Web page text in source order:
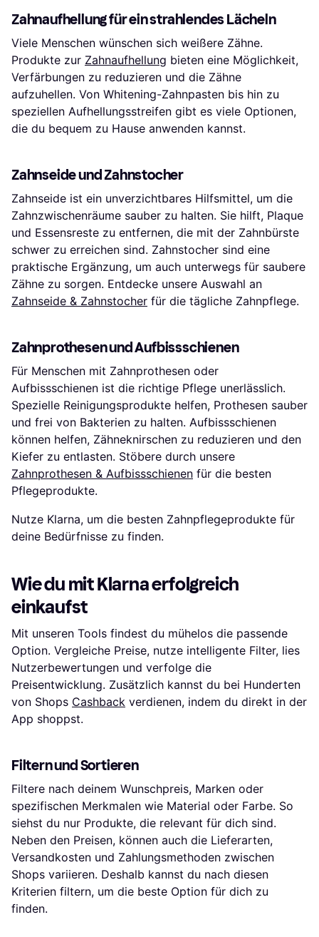
Zahnaufhellung für ein strahlendes Lächeln
Viele Menschen wünschen sich weißere Zähne.
Produkte zur Zahnaufhellung bieten eine Möglichkeit,
Verfärbungen zu reduzieren und die Zähne
aufzuhellen. Von Whitening-Zahnpasten bis hin zu
speziellen Aufhellungsstreifen gibt es viele Optionen,
die du bequem zu Hause anwenden kannst.
Zahnseide und Zahnstocher
Zahnseide ist ein unverzichtbares Hilfsmittel, um die
Zahnzwischenräume sauber zu halten. Sie hilft, Plaque
und Essensreste zu entfernen, die mit der Zahnbürste
schwer zu erreichen sind. Zahnstocher sind eine
praktische Ergänzung, um auch unterwegs für saubere
Zähne zu sorgen. Entdecke unsere Auswahl an
Zahnseide & Zahnstocher für die tägliche Zahnpflege.
Zahnprothesen und Aufbissschienen
Für Menschen mit Zahnprothesen oder
Aufbissschienen ist die richtige Pflege unerlässlich.
Spezielle Reinigungsprodukte helfen, Prothesen sauber
und frei von Bakterien zu halten. Aufbissschienen
können helfen, Zähneknirschen zu reduzieren und den
Kiefer zu entlasten. Stöbere durch unsere
Zahnprothesen & Aufbissschienen für die besten
Pflegeprodukte.
Nutze Klarna, um die besten Zahnpflegeprodukte für
deine Bedürfnisse zu finden.
Wie du mit Klarna erfolgreich
einkaufst
Mit unseren Tools findest du mühelos die passende
Option. Vergleiche Preise, nutze intelligente Filter, lies
Nutzerbewertungen und verfolge die
Preisentwicklung. Zusätzlich kannst du bei Hunderten
von Shops Cashback verdienen, indem du direkt in der
App shoppst.
Filtern und Sortieren
Filtere nach deinem Wunschpreis, Marken oder
spezifischen Merkmalen wie Material oder Farbe. So
siehst du nur Produkte, die relevant für dich sind.
Neben den Preisen, können auch die Lieferarten,
Versandkosten und Zahlungsmethoden zwischen
Shops variieren. Deshalb kannst du nach diesen
Kriterien filtern, um die beste Option für dich zu
finden.